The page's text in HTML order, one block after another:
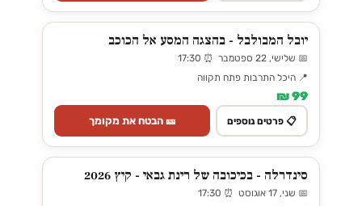
יובל המבולבל - בהצגה המסע אל הכוכב
📅 שלישי, 22 ספטמבר ⏰ 17:30
📍 היכל התרבות פתח תקווה
99 ₪
📋 פרטים נוספים 🎫 הבטח את מקומך
סינדרלה - בכיכובה של רינת גבאי - קיץ 2026
📅 שני, 17 אוגוסט ⏰ 17:30